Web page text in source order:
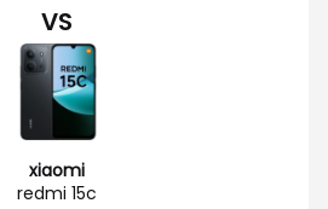
VS
xiaomi
redmi 15c